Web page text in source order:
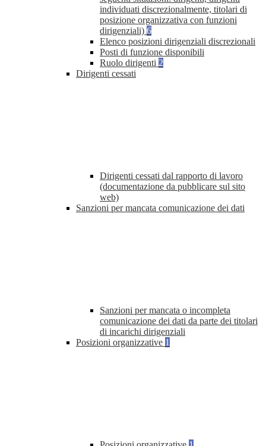
individuati discrezionalmente, titolari di
posizione organizzativa con funzioni
dirigenziali) 6
Elenco posizioni dirigenziali discrezionali
Posti di funzione disponibili
Ruolo dirigenti 2
Dirigenti cessati
Dirigenti cessati dal rapporto di lavoro
(documentazione da pubblicare sul sito
web)
Sanzioni per mancata comunicazione dei dati
Sanzioni per mancata o incompleta
comunicazione dei dati da parte dei titolari
di incarichi dirigenziali
Posizioni organizzative 1